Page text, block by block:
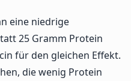
eine niedrige
25 Gramm Protein
für den gleichen Effekt.
die wenig Protein